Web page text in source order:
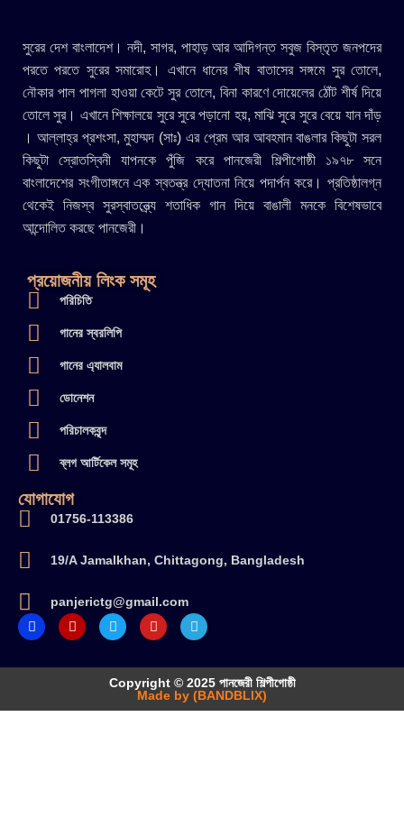
সুরের দেশ বাংলাদেশ। নদী, সাগর, পাহাড় আর আদিগন্ত সবুজ বিস্তৃত জনপদের
পরতে পরতে সুরের সমারোহ। এখানে ধানের শীষ বাতাসের সঙ্গমে সুর তোলে,
নৌকার পাল পাগলা হাওয়া কেটে সুর তোলে, বিনা কারণে দোয়েলের ঠোঁট শীর্ষ দিয়ে
তোলে সুর। এখানে শিক্ষালয়ে সুরে সুরে পড়ানো হয়, মাঝি সুরে সুরে বেয়ে যান দাঁড়
। আল্লাহ্র প্রশংসা, মুহাম্মদ (সাঃ) এর প্রেম আর আবহমান বাঙলার কিছুটা সরল
কিছুটা স্রোতস্বিনী যাপনকে পুঁজি করে পানজেরী শিল্পীগোষ্ঠী ১৯৭৮ সনে
বাংলাদেশের সংগীতাঙ্গনে এক স্বতন্ত্র দ্যোতনা নিয়ে পদার্পন করে। প্রতিষ্ঠালগ্ন
থেকেই নিজস্ব সুরস্বাতন্ত্র্যে শতাধিক গান দিয়ে বাঙালী মনকে বিশেষভাবে
আন্দোলিত করছে পানজেরী।
প্রয়োজনীয় লিংক সমূহ
পরিচিতি
গানের স্বরলিপি
গানের এ্যালবাম
ডোনেশন
পরিচালকবৃন্দ
ব্লগ আর্টিকেল সমূহ
যোগাযোগ
01756-113386
19/A Jamalkhan, Chittagong, Bangladesh
panjerictg@gmail.com
Copyright © 2025 পানজেরী শিল্পীগোষ্ঠী
Made by (BANDBLIX)